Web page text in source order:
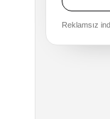
Reklamsız